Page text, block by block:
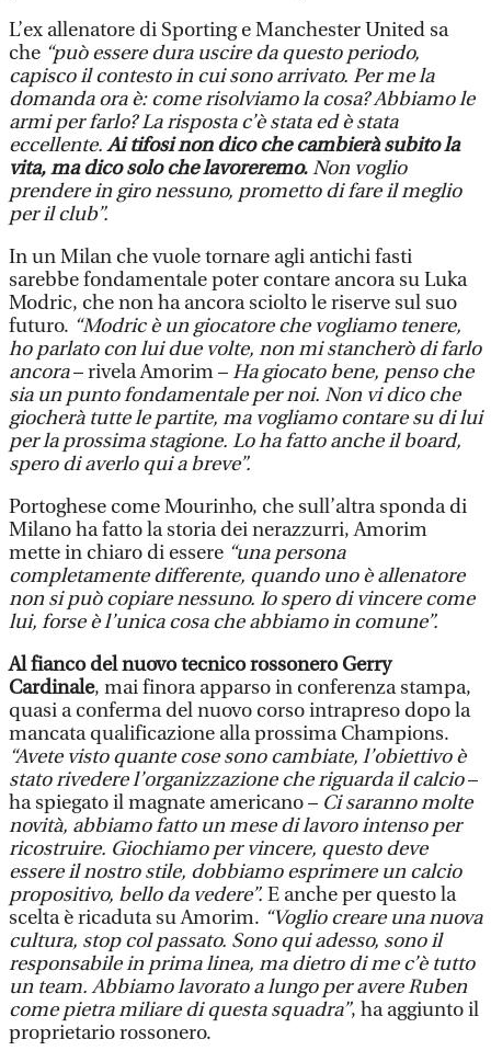
L’ex allenatore di Sporting e Manchester United sa
che “può essere dura uscire da questo periodo,
capisco il contesto in cui sono arrivato. Per me la
domanda ora è: come risolviamo la cosa? Abbiamo le
armi per farlo? La risposta c’è stata ed è stata
eccellente.Ai tifosi non dico che cambierà subito la
vita, ma dico solo che lavoreremo.Non voglio
prendere in giro nessuno, prometto di fare il meglio
per il club”.
In un Milan che vuole tornare agli antichi fasti
sarebbe fondamentale poter contare ancora su Luka
Modric, che non ha ancora sciolto le riserve sul suo
futuro. “Modric è un giocatore che vogliamo tenere,
ho parlato con lui due volte, non mi stancherò di farlo
ancora– rivela Amorim –Ha giocato bene, penso che
sia un punto fondamentale per noi. Non vi dico che
giocherà tutte le partite, ma vogliamo contare su di lui
per la prossima stagione. Lo ha fatto anche il board,
spero di averlo qui a breve”.
Portoghese come Mourinho, che sull’altra sponda di
Milano ha fatto la storia dei nerazzurri, Amorim
mette in chiaro di essere “una persona
completamente differente, quando uno è allenatore
non si può copiare nessuno. Io spero di vincere come
lui, forse è l’unica cosa che abbiamo in comune”.
Al fianco del nuovo tecnico rossonero Gerry
Cardinale, mai finora apparso in conferenza stampa,
quasi a conferma del nuovo corso intrapreso dopo la
mancata qualificazione alla prossima Champions.
“Avete visto quante cose sono cambiate, l’obiettivo è
stato rivedere l’organizzazione che riguarda il calcio–
ha spiegato il magnate americano – Ci saranno molte
novità, abbiamo fatto un mese di lavoro intenso per
ricostruire. Giochiamo per vincere, questo deve
essere il nostro stile, dobbiamo esprimere un calcio
propositivo, bello da vedere”. E anche per questo la
scelta è ricaduta su Amorim. “Voglio creare una nuova
cultura, stop col passato. Sono qui adesso, sono il
responsabile in prima linea, ma dietro di me c’è tutto
un team. Abbiamo lavorato a lungo per avere Ruben
come pietra miliare di questa squadra”, ha aggiunto il
proprietario rossonero.